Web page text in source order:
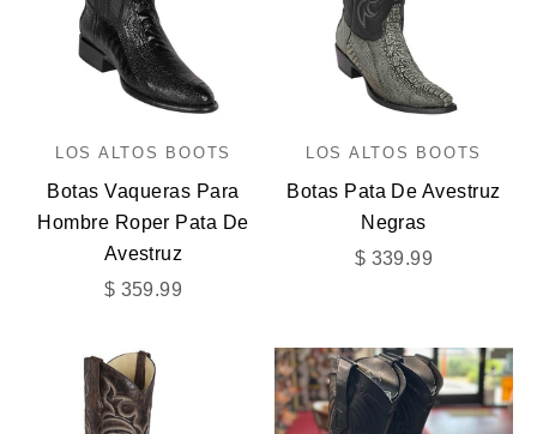
LOS ALTOS BOOTS
Botas Vaqueras Para
Hombre Roper Pata De
Avestruz
Precio de oferta
$ 359.99
LOS ALTOS BOOTS
Botas Pata De Avestruz
Negras
Precio de oferta
$ 339.99